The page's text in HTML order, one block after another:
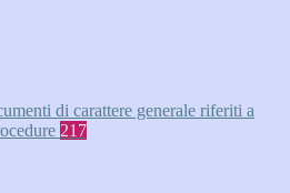
di carattere generale riferiti a
217